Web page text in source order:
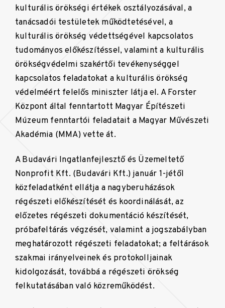
kulturális örökségi értékek osztályozásával, a
tanácsadói testületek működtetésével, a
kulturális örökség védettségével kapcsolatos
tudományos előkészítéssel, valamint a kulturális
örökségvédelmi szakértői tevékenységgel
kapcsolatos feladatokat a kulturális örökség
védelméért felelős miniszter látja el. A Forster
Központ által fenntartott Magyar Építészeti
Múzeum fenntartói feladatait a Magyar Művészeti
Akadémia (MMA) vette át.
A Budavári Ingatlanfejlesztő és Üzemeltető
Nonprofit Kft. (Budavári Kft.) január 1-jétől
közfeladatként ellátja a nagyberuházások
régészeti előkészítését és koordinálását, az
előzetes régészeti dokumentáció készítését,
próbafeltárás végzését, valamint a jogszabályban
meghatározott régészeti feladatokat; a feltárások
szakmai irányelveinek és protokolljainak
kidolgozását, továbbá a régészeti örökség
felkutatásában való közreműködést.